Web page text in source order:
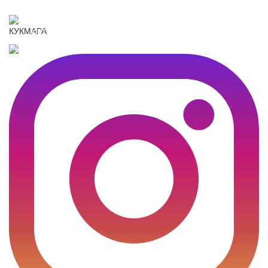
Интернет-магазин посуды Kukmara